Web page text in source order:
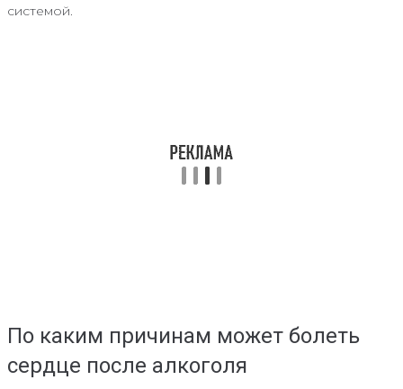
системой.
По каким причинам может болеть
сердце после алкоголя